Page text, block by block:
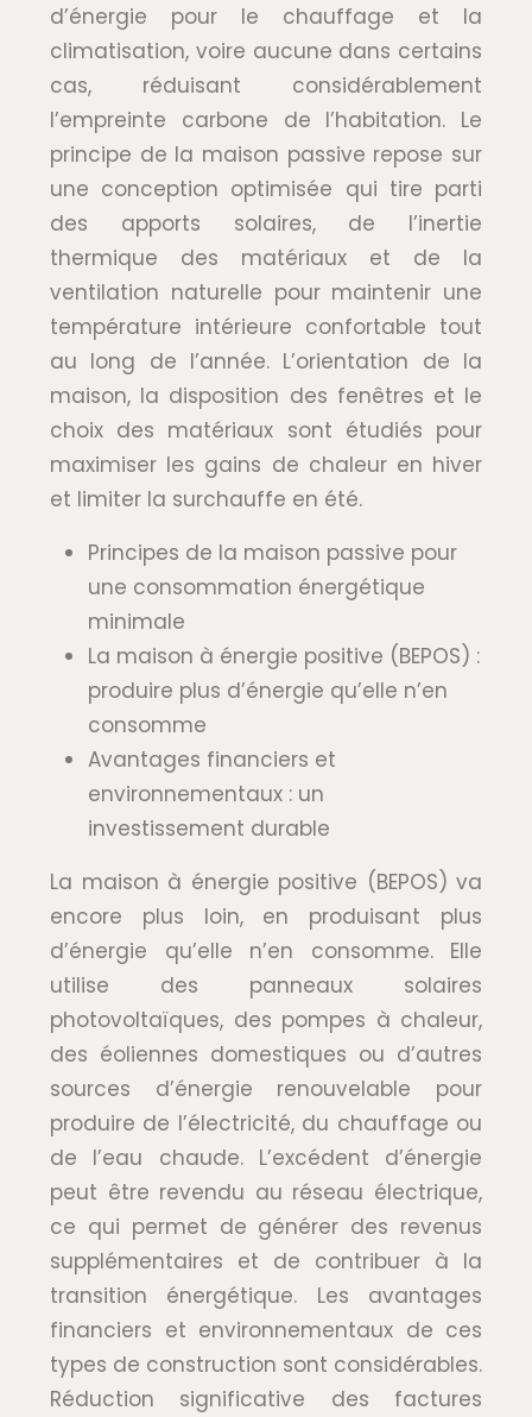
d’énergie pour le chauffage et la
climatisation, voire aucune dans certains
cas, réduisant considérablement
l’empreinte carbone de l’habitation. Le
principe de la maison passive repose sur
une conception optimisée qui tire parti
des apports solaires, de l’inertie
thermique des matériaux et de la
ventilation naturelle pour maintenir une
température intérieure confortable tout
au long de l’année. L’orientation de la
maison, la disposition des fenêtres et le
choix des matériaux sont étudiés pour
maximiser les gains de chaleur en hiver
et limiter la surchauffe en été.
Principes de la maison passive pour
une consommation énergétique
minimale
La maison à énergie positive (BEPOS) :
produire plus d’énergie qu’elle n’en
consomme
Avantages financiers et
environnementaux : un
investissement durable
La maison à énergie positive (BEPOS) va
encore plus loin, en produisant plus
d’énergie qu’elle n’en consomme. Elle
utilise des panneaux solaires
photovoltaïques, des pompes à chaleur,
des éoliennes domestiques ou d’autres
sources d’énergie renouvelable pour
produire de l’électricité, du chauffage ou
de l’eau chaude. L’excédent d’énergie
peut être revendu au réseau électrique,
ce qui permet de générer des revenus
supplémentaires et de contribuer à la
transition énergétique. Les avantages
financiers et environnementaux de ces
types de construction sont considérables.
Réduction significative des factures